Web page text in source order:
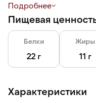
слоеную структуру.
Разделка облегчает
Трим С — рыба очищена
спинного плавника,
плавника, пинбона кости.
Подробнее
Пищевая
Белки
22 г
Жиры
11 г
Характеристики